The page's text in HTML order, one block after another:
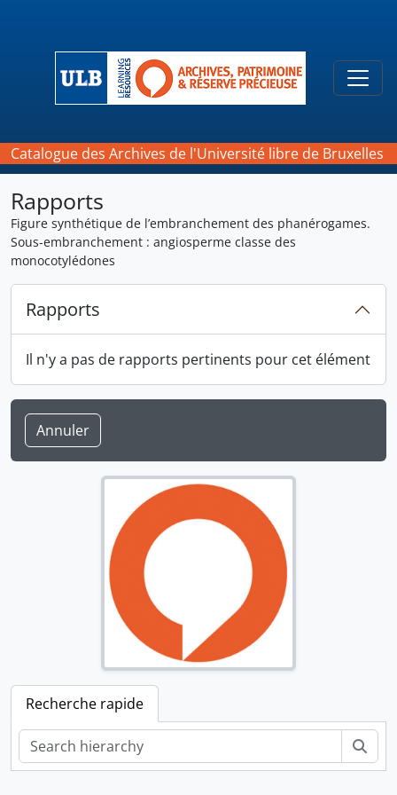
Catalogue des Archives de l'Université libre de Bruxelles
Rapports
Figure synthétique de l’embranchement des phanérogames.
Sous-embranchement : angiosperme classe des
monocotylédones
Rapports
Il n'y a pas de rapports pertinents pour cet élément
Annuler
Recherche rapide